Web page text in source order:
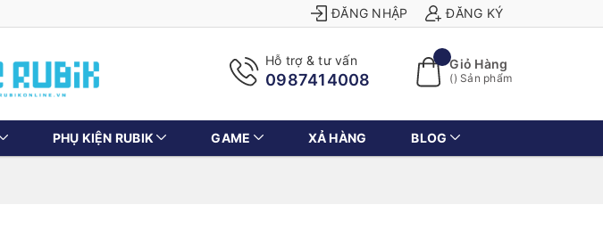
ĐĂNG NHẬP ĐĂNG KÝ
Hỗ trợ & tư vấn
0987414008
Giỏ Hàng
() Sản phẩm
PHỤ KIỆN RUBIK GAME XẢ HÀNG BLOG